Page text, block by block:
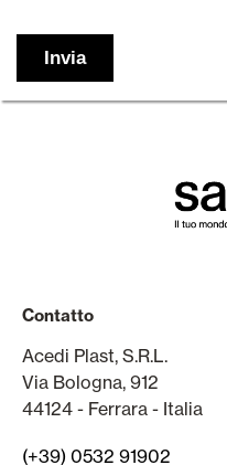
Contatto
Acedi Plast, S.R.L.
Via Bologna, 912
44124 - Ferrara - Italia
(+39) 0532 91902